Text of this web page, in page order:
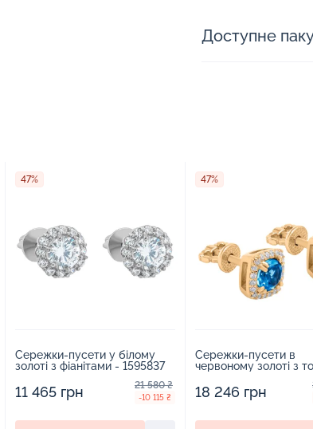
Доступне
47%
Сережки-пусети у білому
золоті з фіанітами - 1595837
11 465 грн 21 580 ₴
-10 115 ₴
47%
Сережки-пусети в
червоному золоті з
18 246 грн